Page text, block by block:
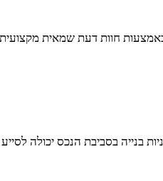
חוות דעת שמאית
בנייה בסביבת הנכס יכולה